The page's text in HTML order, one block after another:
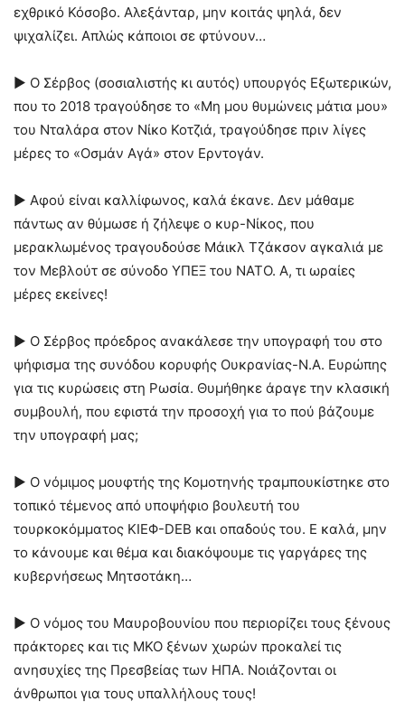
εχθρικό Κόσοβο. Αλεξάνταρ, μην κοιτάς ψηλά, δεν
ψιχαλίζει. Απλώς κάποιοι σε φτύνουν…
► Ο Σέρβος (σοσιαλιστής κι αυτός) υπουργός Εξωτερικών,
που το 2018 τραγούδησε το «Μη μου θυμώνεις μάτια μου»
του Νταλάρα στον Νίκο Κοτζιά, τραγούδησε πριν λίγες
μέρες το «Οσμάν Αγά» στον Ερντογάν.
► Αφού είναι καλλίφωνος, καλά έκανε. Δεν μάθαμε
πάντως αν θύμωσε ή ζήλεψε ο κυρ-Νίκος, που
μερακλωμένος τραγουδούσε Μάικλ Τζάκσον αγκαλιά με
τον Μεβλούτ σε σύνοδο ΥΠΕΞ του ΝΑΤΟ. Α, τι ωραίες
μέρες εκείνες!
► Ο Σέρβος πρόεδρος ανακάλεσε την υπογραφή του στο
ψήφισμα της συνόδου κορυφής Ουκρανίας-Ν.Α. Ευρώπης
για τις κυρώσεις στη Ρωσία. Θυμήθηκε άραγε την κλασική
συμβουλή, που εφιστά την προσοχή για το πού βάζουμε
την υπογραφή μας;
► Ο νόμιμος μουφτής της Κομοτηνής τραμπουκίστηκε στο
τοπικό τέμενος από υποψήφιο βουλευτή του
τουρκοκόμματος ΚΙΕΦ-DEB και οπαδούς του. Ε καλά, μην
το κάνουμε και θέμα και διακόψουμε τις γαργάρες της
κυβερνήσεως Μητσοτάκη…
► Ο νόμος του Μαυροβουνίου που περιορίζει τους ξένους
πράκτορες και τις ΜΚΟ ξένων χωρών προκαλεί τις
ανησυχίες της Πρεσβείας των ΗΠΑ. Νοιάζονται οι
άνθρωποι για τους υπαλλήλους τους!